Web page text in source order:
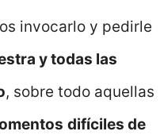
invocarlo y pedirle
y todas las
, sobre todo aquellas
difíciles de